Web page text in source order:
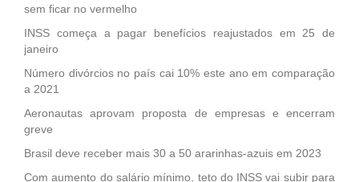
sem ficar no vermelho
INSS começa a pagar benefícios reajustados em 25 de
janeiro
Número divórcios no país cai 10% este ano em comparação
a 2021
Aeronautas aprovam proposta de empresas e encerram
greve
Brasil deve receber mais 30 a 50 ararinhas-azuis em 2023
Com aumento do salário mínimo, teto do INSS vai subir para